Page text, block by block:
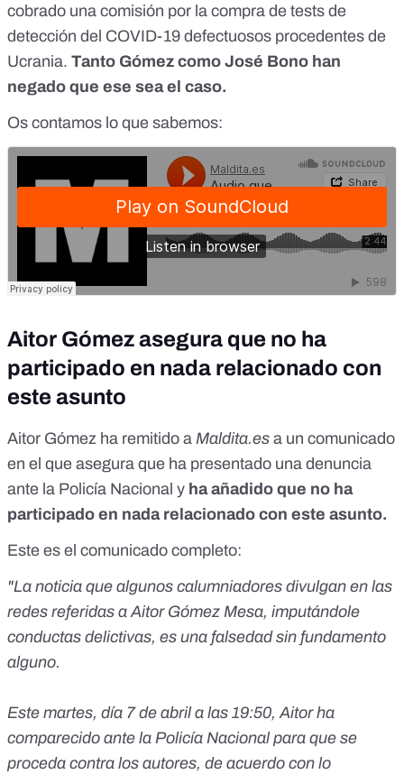
cobrado una comisión por la compra de tests de
detección del COVID-19 defectuosos procedentes de
Ucrania. Tanto Gómez como José Bono han
negado que ese sea el caso.
Os contamos lo que sabemos:
Aitor Gómez asegura que no ha
participado en nada relacionado con
este asunto
Aitor Gómez ha remitido a Maldita.es a un comunicado
en el que asegura que ha presentado una denuncia
ante la Policía Nacional y ha añadido que no ha
participado en nada relacionado con este asunto.
Este es el comunicado completo:
"La noticia que algunos calumniadores divulgan en las
redes referidas a Aitor Gómez Mesa, imputándole
conductas delictivas, es una falsedad sin fundamento
alguno.
Este martes, día 7 de abril a las 19:50, Aitor ha
comparecido ante la Policía Nacional para que se
proceda contra los autores, de acuerdo con lo